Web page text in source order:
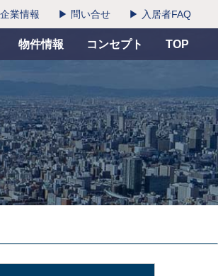
業情報 ▶ 問い合せ ▶ 入居者FAQ
物件情報 コンセプト TOP